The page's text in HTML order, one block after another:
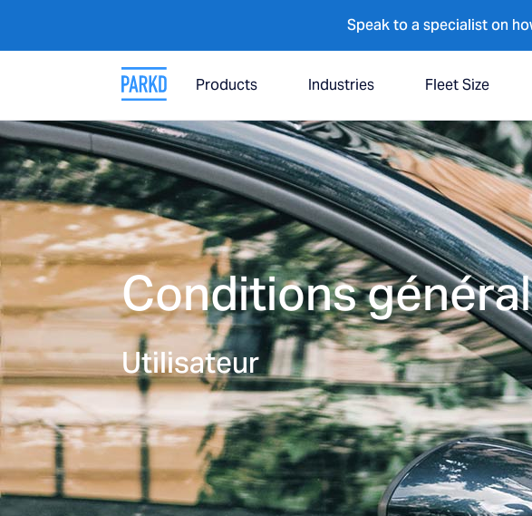
Speak to a specialist on
Products Industries Fleet Size
Conditions
Utilisateur